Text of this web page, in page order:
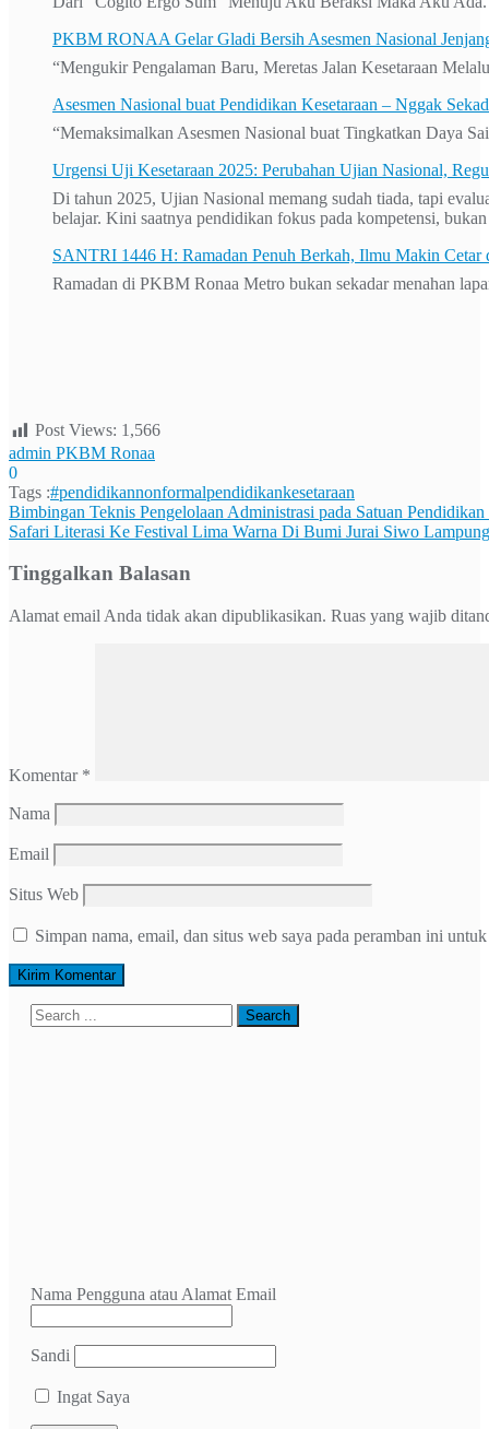
PKBM RONAA Gelar Gladi Bersih Asesmen Nasional
“Mengukir Pengalaman Baru, Meretas Jalan Kesetaraan
Asesmen Nasional buat Pendidikan Kesetaraan – Nggak
“Memaksimalkan Asesmen Nasional buat Tingkatkan Daya
Urgensi Uji Kesetaraan 2025: Perubahan Ujian Nasional,
Di tahun 2025, Ujian Nasional memang sudah tiada, tapi
belajar. Kini saatnya pendidikan fokus pada kompetensi,
SANTRI 1446 H: Ramadan Penuh Berkah, Ilmu Makin
Ramadan di PKBM Ronaa Metro bukan sekadar menahan
Post Views: 1,566
admin PKBM Ronaa
0
Tags :#pendidikannonformalpendidikankesetaraan
Navigasi
pos
Bimbingan Teknis Pengelolaan Administrasi pada Satuan
Safari Literasi Ke Festival Lima Warna Di Bumi Jurai Siwo
Tinggalkan Balasan
Alamat email Anda tidak akan dipublikasikan. Ruas yang wajib
Komentar *
Nama
Email
Situs Web
Simpan nama, email, dan situs web saya pada peramban ini
Nama Pengguna atau Alamat Email
Sandi
Ingat Saya